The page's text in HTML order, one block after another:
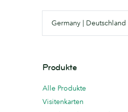
Germany | Deutschland
Produkte
Alle Produkte
Visitenkarten